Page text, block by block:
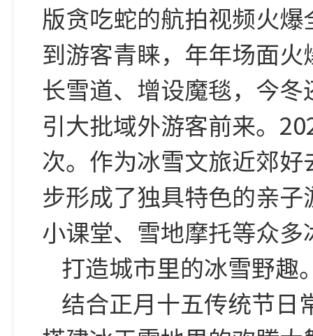
版贪吃蛇的航拍视频火
到游客青睐，年年场面
长雪道、增设魔毯，今
引大批域外游客前来。
次。 作为冰雪文旅近郊
步形成了独具特色的亲
小课堂、雪地摩托等众
打造城市里的冰雪野趣
结合正月十五传统节日